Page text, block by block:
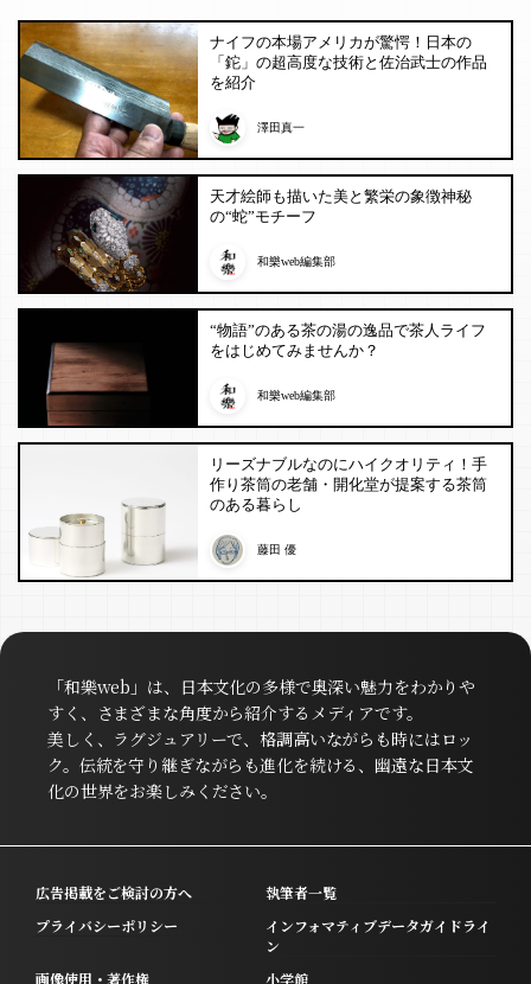
ナイフの本場アメリカが驚愕！日本の
「鉈」の超高度な技術と佐治武士の作品
を紹介
澤田真一
天才絵師も描いた美と繁栄の象徴神秘
の“蛇”モチーフ
和樂web編集部
“物語”のある茶の湯の逸品で茶人ライフ
をはじめてみませんか？
和樂web編集部
リーズナブルなのにハイクオリティ！手
作り茶筒の老舗・開化堂が提案する茶筒
のある暮らし
藤田 優
「和樂web」は、日本文化の多様で奥深い魅力をわかりや
すく、さまざまな角度から紹介するメディアです。
美しく、ラグジュアリーで、格調高いながらも時にはロッ
ク。伝統を守り継ぎながらも進化を続ける、幽遠な日本文
化の世界をお楽しみください。
広告掲載をご検討の方へ
執筆者一覧
プライバシーポリシー
インフォマティブデータガイドライ
ン
画像使用・著作権
小学館